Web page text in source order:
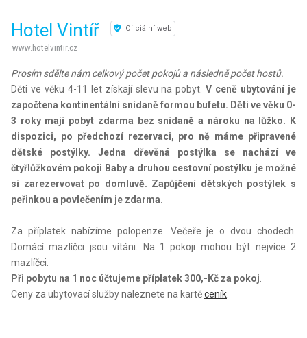
Hotel Vintíř Oficiální web
www.hotelvintir.cz
Prosím sdělte nám celkový počet pokojů a následně počet hostů.
Děti ve věku 4-11 let získají slevu na pobyt. V ceně ubytování je
započtena kontinentální snídaně formou bufetu. Děti ve věku 0-
3 roky mají pobyt zdarma bez snídaně a nároku na lůžko. K
dispozici, po předchozí rezervaci, pro ně máme připravené
dětské postýlky. Jedna dřevěná postýlka se nachází ve
čtyřlůžkovém pokoji Baby a druhou cestovní postýlku je možné
si zarezervovat po domluvě. Zapůjčení dětských postýlek s
peřinkou a povlečením je zdarma.
Za příplatek nabízíme polopenze. Večeře je o dvou chodech.
Domácí mazlíčci jsou vítáni. Na 1 pokoji mohou být nejvíce 2
mazlíčci.
Při pobytu na 1 noc účtujeme příplatek 300,-Kč za pokoj
Ceny za ubytovací služby naleznete na kartěceník